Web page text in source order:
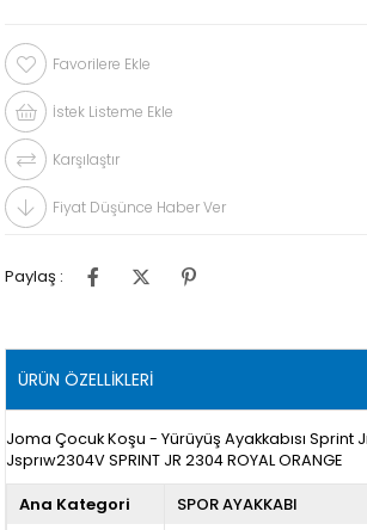
Favorilere Ekle
İstek Listeme Ekle
Karşılaştır
Fiyat Düşünce Haber Ver
Paylaş :
ÜRÜN ÖZELLIKLERI
Joma Çocuk Koşu - Yürüyüş Ayakkabısı Sprint
Jsprıw2304V SPRINT JR 2304 ROYAL ORANGE
Ana Kategori
SPOR AYAKKABI